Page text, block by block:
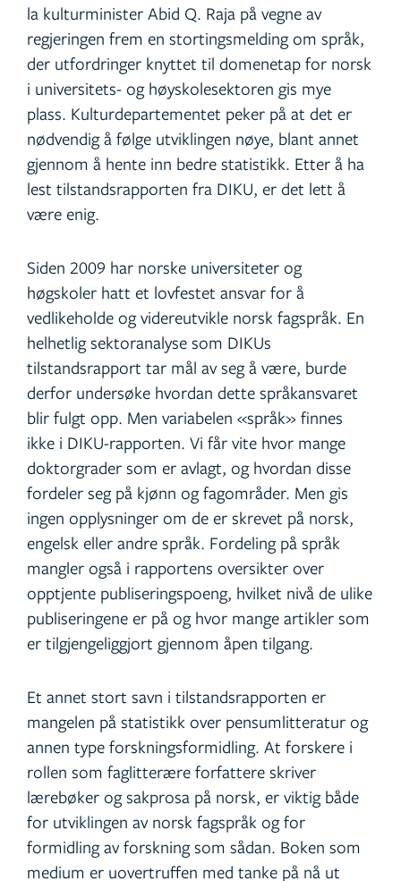
la kulturminister Abid Q. Raja på vegne av
regjeringen frem en stortingsmelding om språk,
der utfordringer knyttet til domenetap for norsk
i universitets- og høyskolesektoren gis mye
plass. Kulturdepartementet peker på at det er
nødvendig å følge utviklingen nøye, blant annet
gjennom å hente inn bedre statistikk. Etter å ha
lest tilstandsrapporten fra DIKU, er det lett å
være enig.
Siden 2009 har norske universiteter og
høgskoler hatt et lovfestet ansvar for å
vedlikeholde og videreutvikle norsk fagspråk. En
helhetlig sektoranalyse som DIKUs
tilstandsrapport tar mål av seg å være, burde
derfor undersøke hvordan dette språkansvaret
blir fulgt opp. Men variabelen «språk» finnes
ikke i DIKU-rapporten. Vi får vite hvor mange
doktorgrader som er avlagt, og hvordan disse
fordeler seg på kjønn og fagområder. Men gis
ingen opplysninger om de er skrevet på norsk,
engelsk eller andre språk. Fordeling på språk
mangler også i rapportens oversikter over
opptjente publiseringspoeng, hvilket nivå de ulike
publiseringene er på og hvor mange artikler som
er tilgjengeliggjort gjennom åpen tilgang.
Et annet stort savn i tilstandsrapporten er
mangelen på statistikk over pensumlitteratur og
annen type forskningsformidling. At forskere i
rollen som faglitterære forfattere skriver
lærebøker og sakprosa på norsk, er viktig både
for utviklingen av norsk fagspråk og for
formidling av forskning som sådan. Boken som
medium er uovertruffen med tanke på nå ut